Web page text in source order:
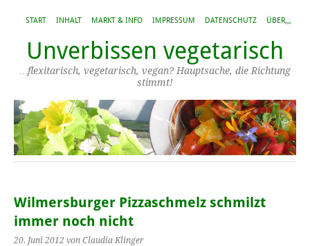
START INHALT MARKT & INFO IMPRESSUM DATENSCHUTZ ÜBER,,,
Unverbissen vegetarisch
…flexitarisch, vegetarisch, vegan? Hauptsache, die Richtung
stimmt!
Wilmersburger Pizzaschmelz schmilzt
immer noch nicht
20. Juni 2012 von Claudia Klinger